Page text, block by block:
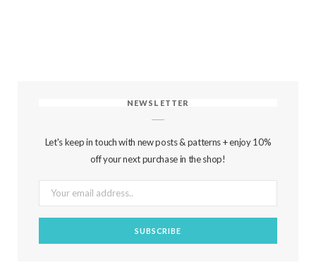
NEWSLETTER
Let's keep in touch with new posts & patterns + enjoy 10%
off your next purchase in the shop!